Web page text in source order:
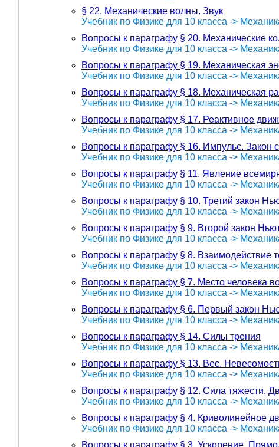
§ 22. Механические волны. Звук
Учебник по Физике для 10 класса ->
Вопросы к параграфу § 20. Механические
Учебник по Физике для 10 класса ->
Вопросы к параграфу § 19. Механическая
Учебник по Физике для 10 класса ->
Вопросы к параграфу § 18. Механическая
Учебник по Физике для 10 класса ->
Вопросы к параграфу § 17. Реактивное
Учебник по Физике для 10 класса ->
Вопросы к параграфу § 16. Импульс. Закон
Учебник по Физике для 10 класса ->
Вопросы к параграфу § 11. Явление
Учебник по Физике для 10 класса ->
Вопросы к параграфу § 10. Третий закон
Учебник по Физике для 10 класса ->
Вопросы к параграфу § 9. Второй закон
Учебник по Физике для 10 класса ->
Вопросы к параграфу § 8. Взаимодействие
Учебник по Физике для 10 класса ->
Вопросы к параграфу § 7. Место человека
Учебник по Физике для 10 класса ->
Вопросы к параграфу § 6. Первый закон
Учебник по Физике для 10 класса ->
Вопросы к параграфу § 14. Силы трения
Учебник по Физике для 10 класса ->
Вопросы к параграфу § 13. Вес.
Учебник по Физике для 10 класса ->
Вопросы к параграфу § 12. Сила тяжести.
Учебник по Физике для 10 класса ->
Вопросы к параграфу § 4. Криволинейное
Учебник по Физике для 10 класса ->
Вопросы к параграфу § 3. Ускорение.